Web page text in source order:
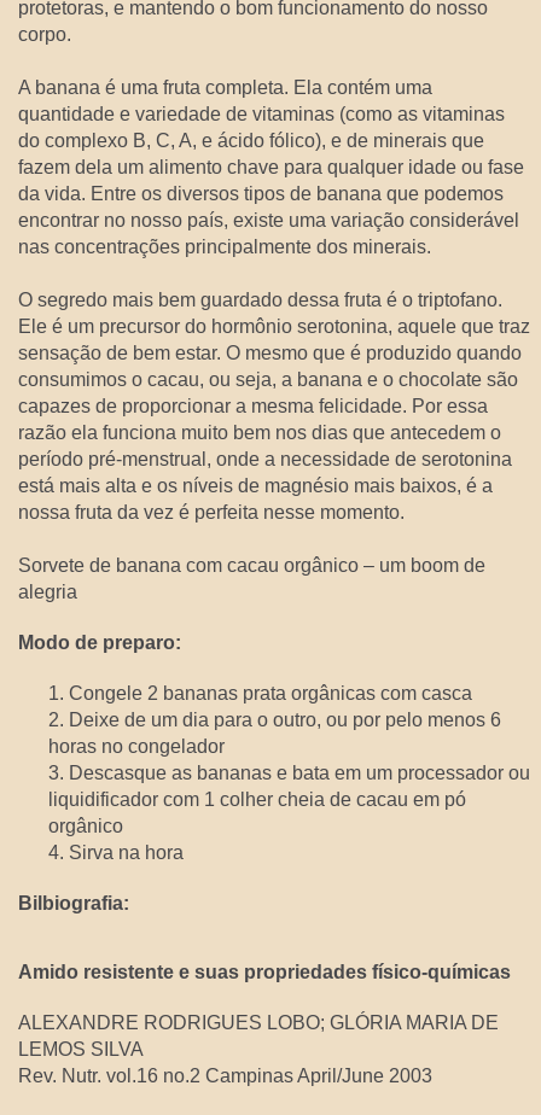
protetoras, e mantendo o bom funcionamento do nosso
corpo.
A banana é uma fruta completa. Ela contém uma
quantidade e variedade de vitaminas (como as vitaminas
do complexo B, C, A, e ácido fólico), e de minerais que
fazem dela um alimento chave para qualquer idade ou fase
da vida. Entre os diversos tipos de banana que podemos
encontrar no nosso país, existe uma variação considerável
nas concentrações principalmente dos minerais.
O segredo mais bem guardado dessa fruta é o triptofano.
Ele é um precursor do hormônio serotonina, aquele que traz
sensação de bem estar. O mesmo que é produzido quando
consumimos o cacau, ou seja, a banana e o chocolate são
capazes de proporcionar a mesma felicidade. Por essa
razão ela funciona muito bem nos dias que antecedem o
período pré-menstrual, onde a necessidade de serotonina
está mais alta e os níveis de magnésio mais baixos, é a
nossa fruta da vez é perfeita nesse momento.
Sorvete de banana com cacau orgânico – um boom de
alegria
Modo de preparo:
1. Congele 2 bananas prata orgânicas com casca
2. Deixe de um dia para o outro, ou por pelo menos 6
horas no congelador
3. Descasque as bananas e bata em um processador ou
liquidificador com 1 colher cheia de cacau em pó
orgânico
4. Sirva na hora
Bilbiografia:
Amido resistente e suas propriedades físico-químicas
ALEXANDRE RODRIGUES LOBO; GLÓRIA MARIA DE
LEMOS SILVA
Rev. Nutr. vol.16 no.2 Campinas April/June 2003